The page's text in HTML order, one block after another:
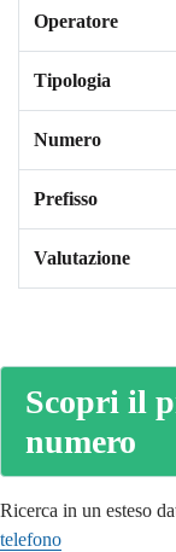
Operatore
Tipologia
Numero
Prefisso
Valutazione
Scopri il
numero
Ricerca in un esteso
telefono